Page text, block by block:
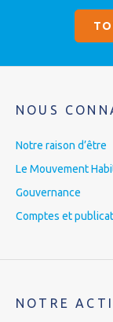
NOUS
Notre raison d’être
Le Mouvement
Gouvernance
Comptes et
NOTRE